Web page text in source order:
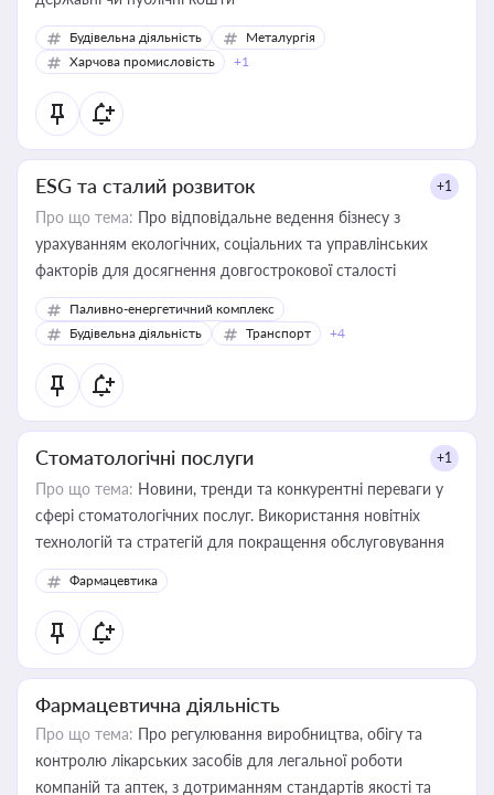
Будівельна діяльність
Металургія
Харчова промисловість
+1
ESG та сталий розвиток +1
Про що тема: Про відповідальне ведення бізнесу з
урахуванням екологічних, соціальних та управлінських
факторів для досягнення довгострокової сталості
Паливно-енергетичний комплекс
Будівельна діяльність
Транспорт +4
Стоматологічні послуги +1
Про що тема: Новини, тренди та конкурентні переваги у
сфері стоматологічних послуг. Використання новітніх
технологій та стратегій для покращення обслуговування
Фармацевтика
Фармацевтична діяльність
Про що тема: Про регулювання виробництва, обігу та
контролю лікарських засобів для легальної роботи
компаній та аптек, з дотриманням стандартів якості та